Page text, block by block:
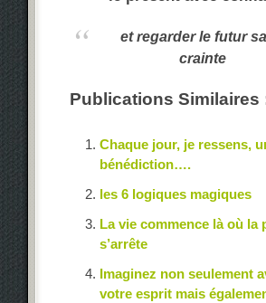
et regarder le futur
crainte
Publications Similaires
Chaque jour, je ressens,
bénédiction….
les 6 logiques magiques
La vie commence là où la
s’arrête
Imaginez non seulement
votre esprit mais